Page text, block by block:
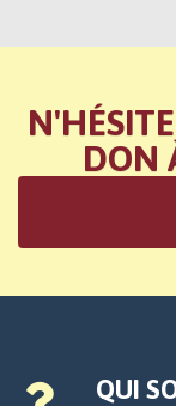
DON
QUI